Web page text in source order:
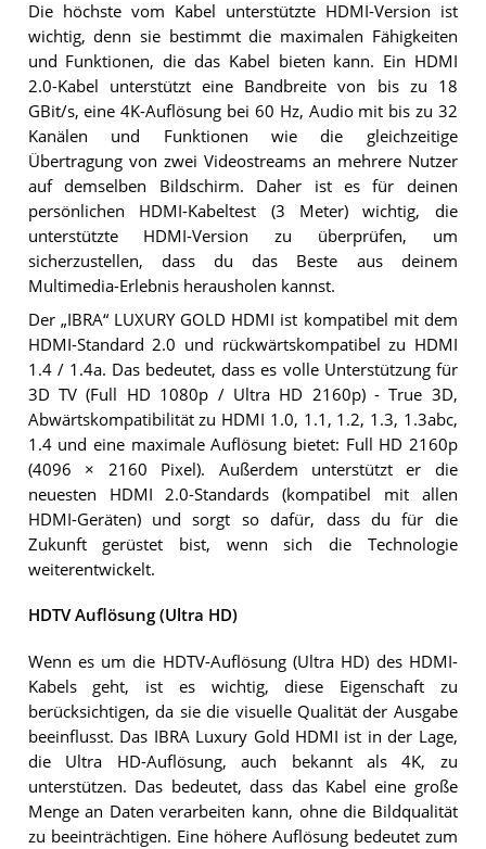
Die höchste vom Kabel unterstützte HDMI-Version ist
wichtig, denn sie bestimmt die maximalen Fähigkeiten
und Funktionen, die das Kabel bieten kann. Ein HDMI
2.0-Kabel unterstützt eine Bandbreite von bis zu 18
GBit/s, eine 4K-Auflösung bei 60 Hz, Audio mit bis zu 32
Kanälen und Funktionen wie die gleichzeitige
Übertragung von zwei Videostreams an mehrere Nutzer
auf demselben Bildschirm. Daher ist es für deinen
persönlichen HDMI-Kabeltest (3 Meter) wichtig, die
unterstützte HDMI-Version zu überprüfen, um
sicherzustellen, dass du das Beste aus deinem
Multimedia-Erlebnis herausholen kannst.
Der „IBRA“ LUXURY GOLD HDMI ist kompatibel mit dem
HDMI-Standard 2.0 und rückwärtskompatibel zu HDMI
1.4 / 1.4a. Das bedeutet, dass es volle Unterstützung für
3D TV (Full HD 1080p / Ultra HD 2160p) - True 3D,
Abwärtskompatibilität zu HDMI 1.0, 1.1, 1.2, 1.3, 1.3abc,
1.4 und eine maximale Auflösung bietet: Full HD 2160p
(4096 × 2160 Pixel). Außerdem unterstützt er die
neuesten HDMI 2.0-Standards (kompatibel mit allen
HDMI-Geräten) und sorgt so dafür, dass du für die
Zukunft gerüstet bist, wenn sich die Technologie
weiterentwickelt.
HDTV Auflösung (Ultra HD)
Wenn es um die HDTV-Auflösung (Ultra HD) des HDMI-
Kabels geht, ist es wichtig, diese Eigenschaft zu
berücksichtigen, da sie die visuelle Qualität der Ausgabe
beeinflusst. Das IBRA Luxury Gold HDMI ist in der Lage,
die Ultra HD-Auflösung, auch bekannt als 4K, zu
unterstützen. Das bedeutet, dass das Kabel eine große
Menge an Daten verarbeiten kann, ohne die Bildqualität
zu beeinträchtigen. Eine höhere Auflösung bedeutet zum